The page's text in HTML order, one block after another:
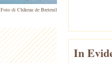
Foto di Château de Breteuil
In